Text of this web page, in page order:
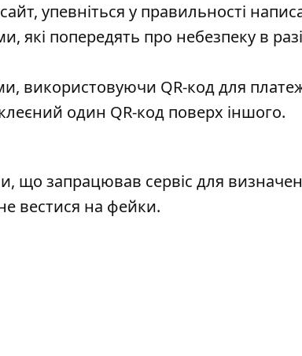
упевніться у правильності
які попередять про небезпеку в
використовуючи QR-код для
один QR-код поверх іншого.
що запрацював сервіс для
вестися на фейки.